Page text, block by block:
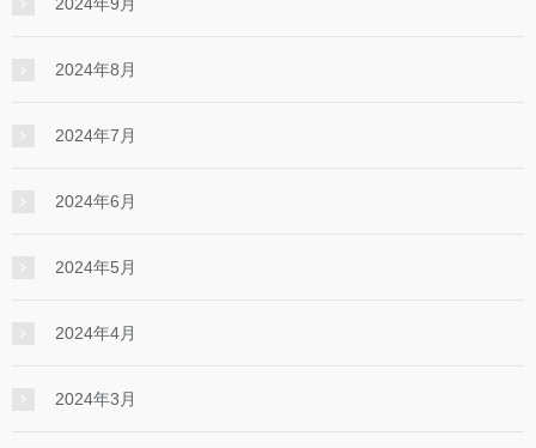
2024年8月
2024年7月
2024年6月
2024年5月
2024年4月
2024年3月